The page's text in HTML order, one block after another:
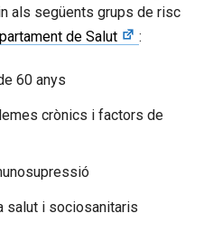
als següents grups de risc
de Salut :
60 anys
crònics i factors de
salut i sociosanitaris